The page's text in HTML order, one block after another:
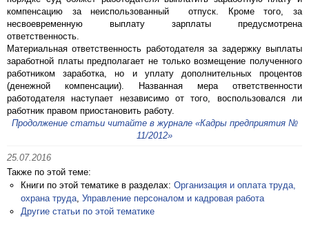
компенсацию за неиспользованный отпуск. Кроме того, за
несвоевременную выплату зарплаты предусмотрена
ответственность.
Материальная ответственность работодателя за задержку выплаты
заработной платы предполагает не только возмещение полученного
работником заработка, но и уплату дополнительных процентов
(денежной компенсации). Названная мера ответственности
работодателя наступает независимо от того, воспользовался ли
работник правом приостановить работу.
Продолжение статьи читайте в журнале «Кадры предприятия №
11/2012»
25.07.2016
Также по этой теме:
Книги по этой тематике в разделах: Организация и оплата труда,
охрана труда Управление персоналом и кадровая работа
Другие статьи по этой тематике